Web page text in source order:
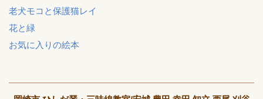
老犬モコと保護猫レイ
花と緑
お気に入りの絵本